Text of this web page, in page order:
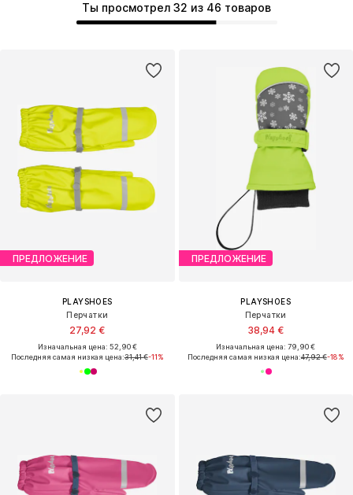
Ты просмотрел 32 из 46 товаров
ПРЕДЛОЖЕНИЕ
PLAYSHOES
Перчатки
27,92 €
Изначальная цена: 52,90 €
Последняя самая низкая цена:31,41 €-11%
ПРЕДЛОЖЕНИЕ
PLAYSHOES
Перчатки
38,94 €
Изначальная цена: 79,90 €
Последняя самая низкая цена:47,92 €-18%